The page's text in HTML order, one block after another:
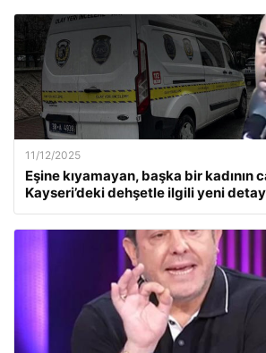
11/12/2025
Eşine kıyamayan, başka bir kadının
Kayseri’deki dehşetle ilgili yeni